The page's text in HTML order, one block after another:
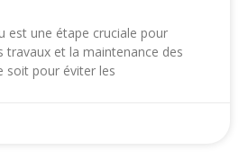
est une étape cruciale pour
travaux et la maintenance des
soit pour éviter les